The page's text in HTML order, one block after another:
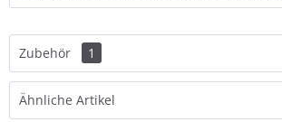
Zubehör 1
Ähnliche Artikel